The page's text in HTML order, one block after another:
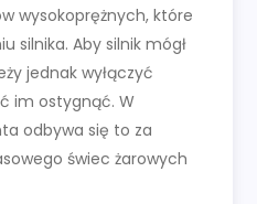
wysokoprężnych, które
silnika. Aby silnik mógł
jednak wyłączyć
im ostygnąć. W
odbywa się to za
świec żarowych